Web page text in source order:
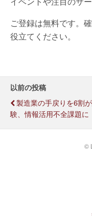
ご登録は無料です。
役立てください。
以前の投稿
製造業の手戻りを6割
験、情報活用不全課題に
©